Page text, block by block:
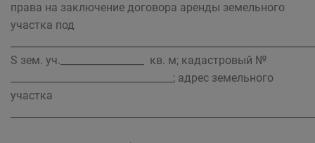
права на заключение договора аренды земельного
участка под
S зем. уч._________________ кв. м; кадастровый №
_________________________________; адрес земельного
участка